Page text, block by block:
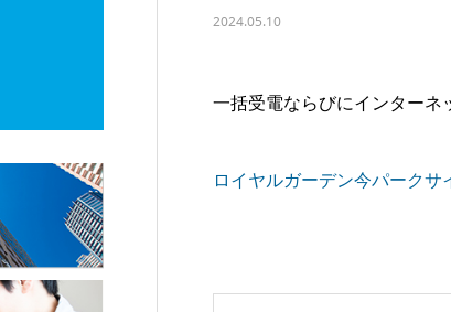
2024.05.10
一括受電ならびにインター
ロイヤルガーデン今パークサ